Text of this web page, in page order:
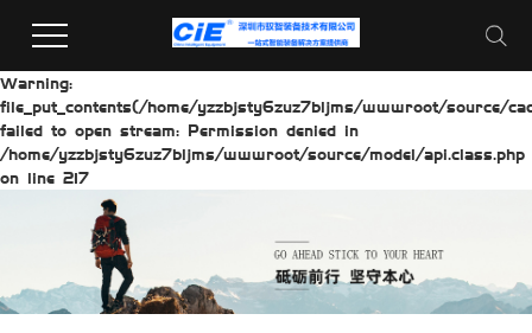
Warning:
file_put_contents(/home/yzzbjsty6zuz7bljms/wwwroot/source/
failed to open stream: Permission denied in
/home/yzzbjsty6zuz7bljms/wwwroot/source/model/api.class.php
on line 217